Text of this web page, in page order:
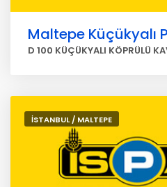
Maltepe Küçükyalı
D 100 KÜÇÜKYALI KÖPRÜLÜ
İSTANBUL / MALTEPE